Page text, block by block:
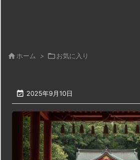
 ホーム > お気に入り
 2025年9月10日